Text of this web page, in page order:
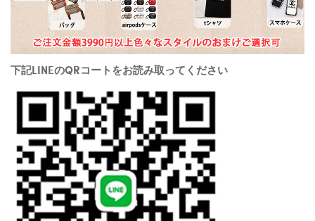
下記LINEのQRコートをお読み取ってください